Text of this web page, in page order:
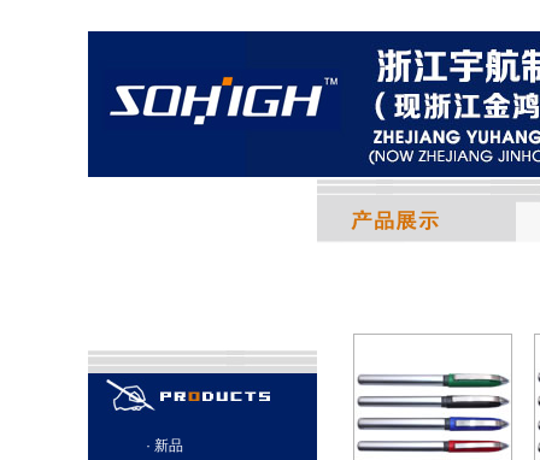
· 新品